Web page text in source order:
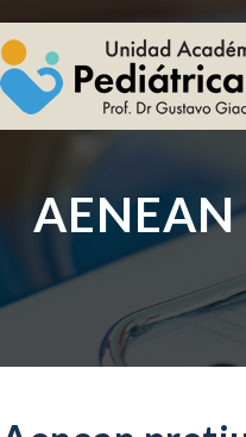
AENEAN